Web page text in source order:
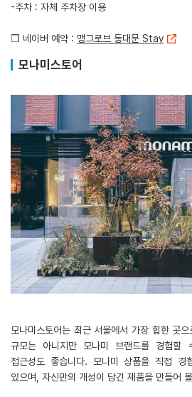
-주차 : 자체 주차장 이용
❒ 네이버 예약 : 맹그로브 동대문 Stay
모나미스토어
모나미스토어는 최근 서울에서 가장 힙한 곳
규모는 아니지만 모나미 브랜드를 경험할
접근성도 좋습니다. 모나미 상품을 직접
있으며, 자신만의 개성이 담긴 제품을 만들어